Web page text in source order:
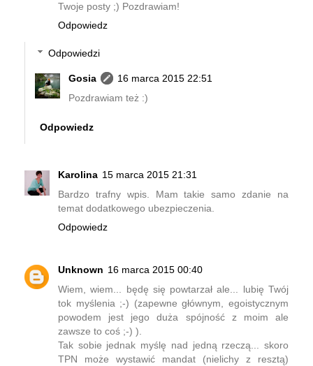
Twoje posty ;) Pozdrawiam!
Odpowiedz
Odpowiedzi
Gosia
16 marca 2015 22:51
Pozdrawiam też :)
Odpowiedz
Karolina 15 marca 2015 21:31
Bardzo trafny wpis. Mam takie samo zdanie na
temat dodatkowego ubezpieczenia.
Odpowiedz
Unknown 16 marca 2015 00:40
Wiem, wiem... będę się powtarzał ale... lubię Twój
tok myślenia ;-) (zapewne głównym, egoistycznym
powodem jest jego duża spójność z moim ale
zawsze to coś ;-) ).
Tak sobie jednak myślę nad jedną rzeczą... skoro
TPN może wystawić mandat (nielichy z resztą)